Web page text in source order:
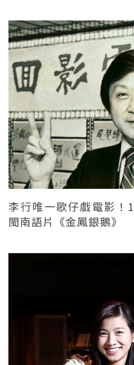
李行唯一歌仔戲電影！
閩南語片《金鳳銀鵝》